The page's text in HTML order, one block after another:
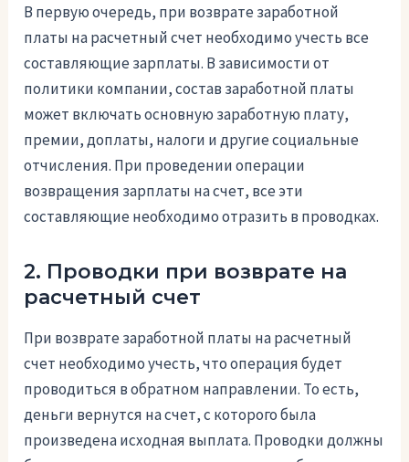
В первую очередь, при возврате заработной
платы на расчетный счет необходимо учесть все
составляющие зарплаты. В зависимости от
политики компании, состав заработной платы
может включать основную заработную плату,
премии, доплаты, налоги и другие социальные
отчисления. При проведении операции
возвращения зарплаты на счет, все эти
составляющие необходимо отразить в проводках.
2. Проводки при возврате на
расчетный счет
При возврате заработной платы на расчетный
счет необходимо учесть, что операция будет
проводиться в обратном направлении. То есть,
деньги вернутся на счет, с которого была
произведена исходная выплата. Проводки должны